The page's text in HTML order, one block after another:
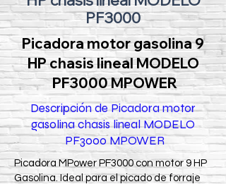
PF3000
Picadora motor gasolina 9
HP chasis lineal MODELO
PF3000 MPOWER
Descripción de Picadora motor
gasolina chasis lineal MODELO
PF3000 MPOWER
Picadora MPower PF3000 con motor 9 HP
Gasolina. Ideal para el picado de forraje